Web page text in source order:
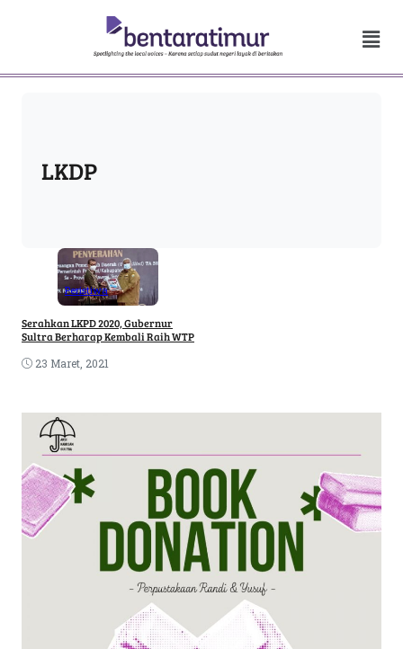
LKDP
Peristiwa
Serahkan LKPD 2020, Gubernur
Sultra Berharap Kembali Raih WTP
23 Maret, 2021